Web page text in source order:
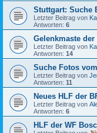
Stuttgart: Suche
Letzter Beitrag von
Antworten: 6
Gelenkmaste
Letzter Beitrag von
Antworten: 14
Suche Fotos
Letzter Beitrag von
Antworten: 11
Neues HLF der
Letzter Beitrag von
Antworten: 6
HLF der WF